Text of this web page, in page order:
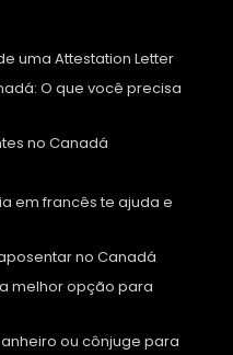
uma Attestation Letter
O que você precisa
no Canadá
em francês te ajuda e
no Canadá
melhor opção para
ou cônjuge para